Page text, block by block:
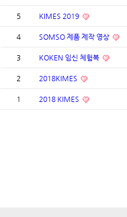
5 KIMES 2019
4 SOMSO 제품 제작 영상
3 KOKEN 임신 체험복
2 2018KIMES
1 2018 KIMES